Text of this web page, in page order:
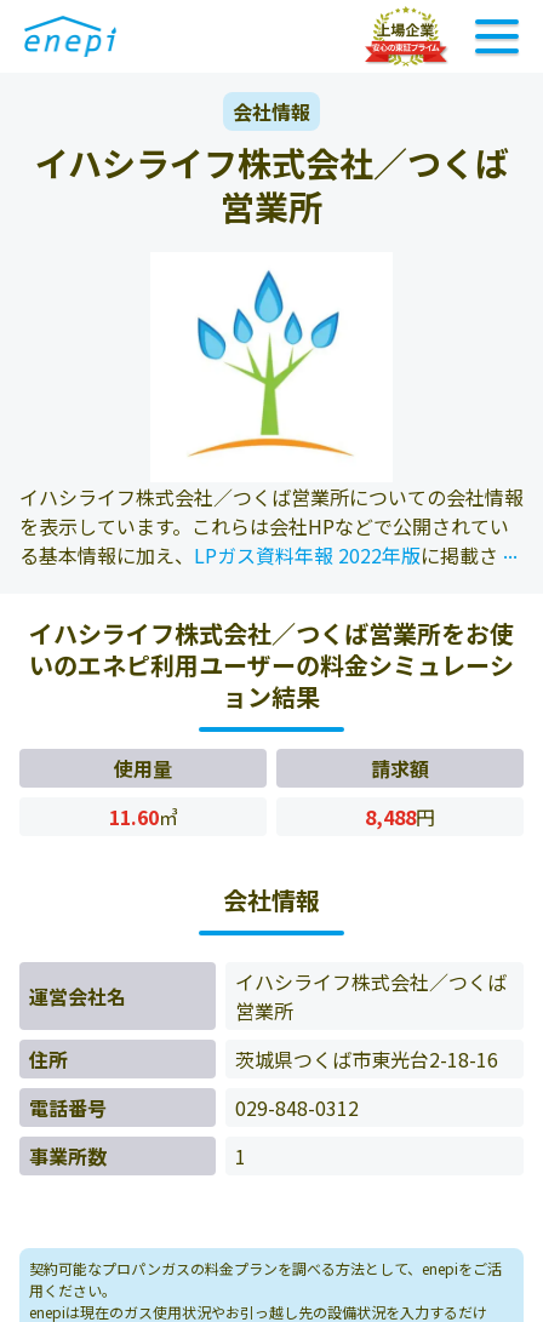
会社情報
イハシライフ株式会社／つくば
営業所
イハシライフ株式会社／つくば営業所についての会社情報
を表示しています。これらは会社HPなどで公開されてい
る基本情報に加え、 LPガス資料年報 2022年版に掲載され
示しています。
...
...
イハシライフ株式会社／つくば営業所をお使
いのエネピ利用ユーザーの料金シミュレーシ
ョン結果
使用量
請求額
11.60㎥ 8,488円
会社情報
運営会社名
イハシライフ株式会社／つくば
営業所
住所
茨城県つくば市東光台2-18-16
電話番号
029-848-0312
事業所数
1
契約可能なプロパンガスの料金プランを調べる方法として、enepiをご活
用ください。
enepiは現在のガス使用状況やお引っ越し先の設備状況を入力するだけ